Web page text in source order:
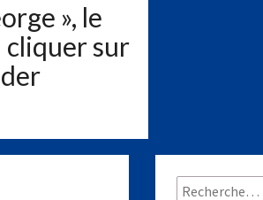
», le
cliquer sur
Rechercher :